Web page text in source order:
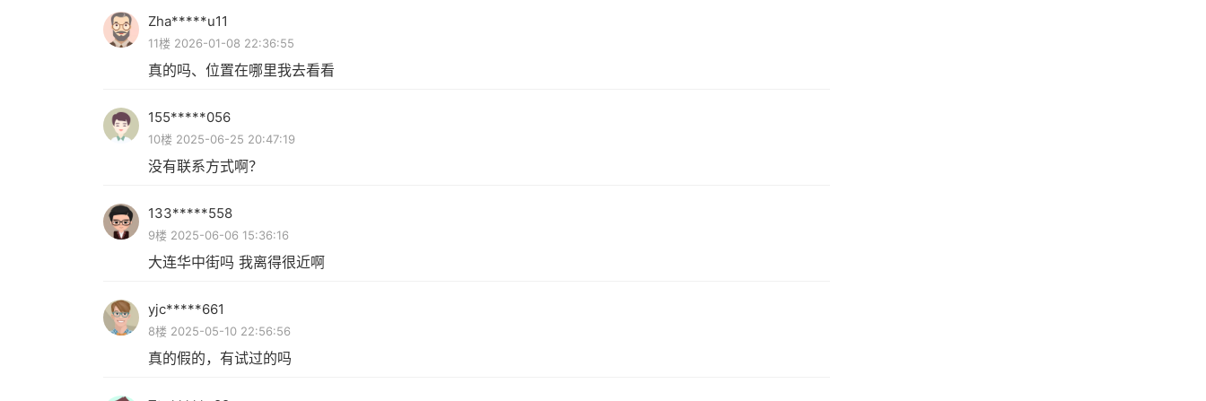
Zha*****u11
11楼 2026-01-08 22:36:55
真的吗、位置在哪里我去看看
155*****056
10楼 2025-06-25 20:47:19
没有联系方式啊？
133*****558
9楼 2025-06-06 15:36:16
大连华中街吗 我离得很近啊
yjc*****661
8楼 2025-05-10 22:56:56
真的假的，有试过的吗